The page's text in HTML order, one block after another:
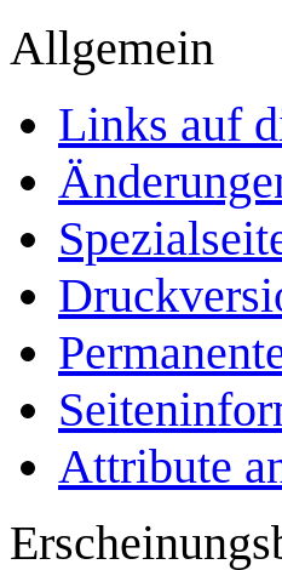
Allgemein
Links auf
Attribute